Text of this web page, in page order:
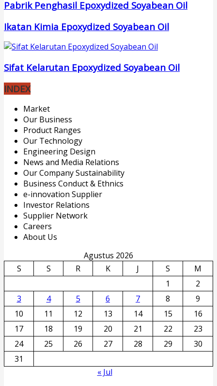
Pabrik Penghasil Epoxydized Soyabean Oil
Ikatan Kimia Epoxydized Soyabean Oil
Sifat Kelarutan Epoxydized Soyabean Oil
INDEX
Market
Our Business
Product Ranges
Our Technology
Engineering Design
News and Media Relations
Our Company Sustainability
Business Conduct & Ethnics
e-innovation Supplier
Investor Relations
Supplier Network
Careers
About Us
Agustus 2026
S
S R K J S
M
1
2
3
4 5 6 7 8
9
10
11 12 13 14 15
16
17
18 19 20 21 22
23
24
25 26 27 28 29
30
31
« Jul